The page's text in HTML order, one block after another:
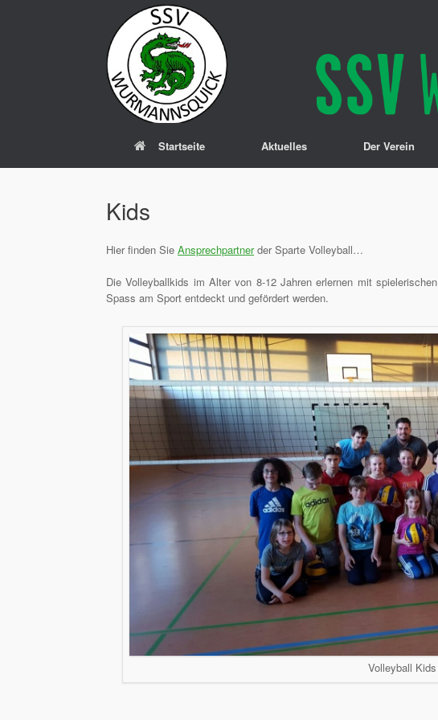
Startseite Aktuelles Der Verein
Kids
Hier finden Sie Ansprechpartnerder Sparte Volleyball…
Die Volleyballkids im Alter von 8-12 Jahren erlernen mit
Spass am Sport entdeckt und gefördert werden.
Volleyball